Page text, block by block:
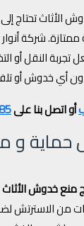
الأثاث تحتاج
شركة أنوار
تجربة النقل أو
أي خدوش أو
أو اتصل بنا على
حماية
منع خدوش
من الاسترتش